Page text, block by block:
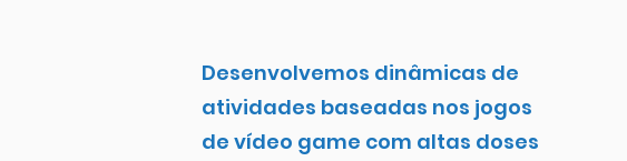
Desenvolvemos dinâmicas de
atividades baseadas nos jogos
de vídeo game com altas doses